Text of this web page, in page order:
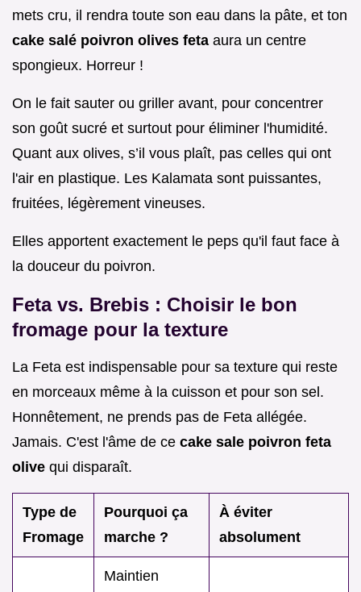
mets cru, il rendra toute son eau dans la pâte, et ton
cake salé poivron olives feta aura un centre
spongieux. Horreur !
On le fait sauter ou griller avant, pour concentrer
son goût sucré et surtout pour éliminer l'humidité.
Quant aux olives, s’il vous plaît, pas celles qui ont
l'air en plastique. Les Kalamata sont puissantes,
fruitées, légèrement vineuses.
Elles apportent exactement le peps qu'il faut face à
la douceur du poivron.
Feta vs. Brebis : Choisir le bon
fromage pour la texture
La Feta est indispensable pour sa texture qui reste
en morceaux même à la cuisson et pour son sel.
Honnêtement, ne prends pas de Feta allégée.
Jamais. C'est l'âme de ce cake sale poivron feta
olive qui disparaît.
Type de
Fromage
Pourquoi ça
marche ?
À éviter
absolument
Maintien